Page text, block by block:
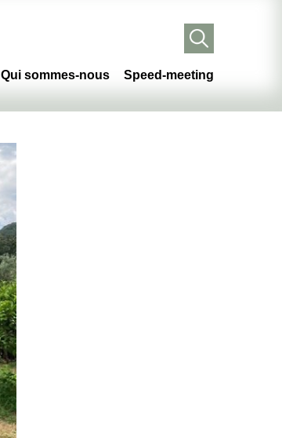
Qui sommes-nous Speed-meeting